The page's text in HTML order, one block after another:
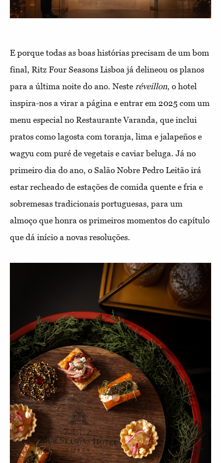
E porque todas as boas histórias precisam de um bom
final, Ritz Four Seasons Lisboa já delineou os planos
para a última noite do ano. Neste réveillon, o hotel
inspira-nos a virar a página e entrar em 2025 com um
menu especial no Restaurante Varanda, que inclui
pratos como lagosta com toranja, lima e jalapeños e
wagyu com puré de vegetais e caviar beluga. Já no
primeiro dia do ano, o Salão Nobre Pedro Leitão irá
estar recheado de estações de comida quente e fria e
sobremesas tradicionais portuguesas, para um
almoço que honra os primeiros momentos do capítulo
que dá início a novas resoluções.